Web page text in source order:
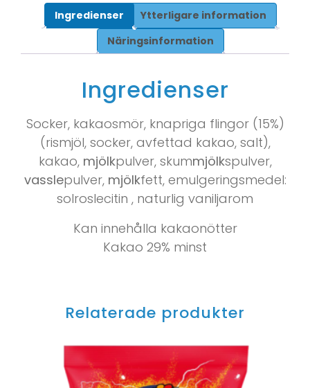
Ingredienser
Ytterligare information
Näringsinformation
Ingredienser
Socker, kakaosmör, knapriga flingor (15%)
(rismjöl, socker, avfettad kakao, salt),
kakao, mjölkpulver, skummjölkspulver,
vasslepulver, mjölkfett, emulgeringsmedel:
solroslecitin , naturlig vaniljarom
Kan innehålla kakaonötter
Kakao 29% minst
Relaterade produkter